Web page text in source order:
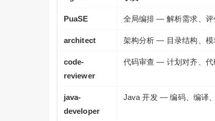
PuaSE 全局编排 — 解析需求、评
architect 架构分析 — 目录结构、
code-
reviewer
代码审查 — 计划对齐、代
java-
developer
Java 开发 — 编码、编译